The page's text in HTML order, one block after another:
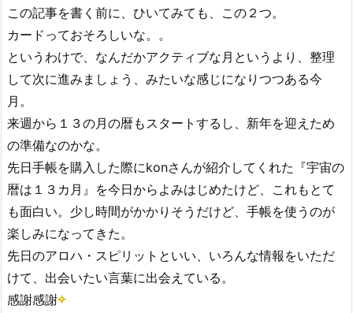
この記事を書く前に、ひいてみても、この２つ。
カードっておそろしいな。。
というわけで、なんだかアクティブな月というより、整理
して次に進みましょう、みたいな感じになりつつある今
月。
来週から１３の月の暦もスタートするし、新年を迎えため
の準備なのかな。
先日手帳を購入した際にkonさんが紹介してくれた『宇宙の
暦は１３カ月』を今日からよみはじめたけど、これもとて
も面白い。少し時間がかかりそうだけど、手帳を使うのが
楽しみになってきた。
先日のアロハ・スピリットといい、いろんな情報をいただ
けて、出会いたい言葉に出会えている。
感謝感謝